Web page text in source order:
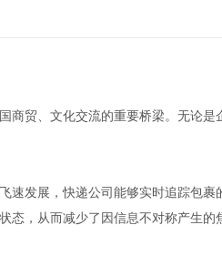
商贸、文化交流的重要桥梁。无论是
发展，快递公司能够实时追踪包裹
态，从而减少了因信息不对称产生的